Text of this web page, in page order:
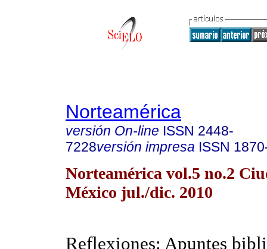
Norteamérica
versión On-line ISSN 2448-
7228versión impresa ISSN
Norteamérica vol.5 no.2
México jul./dic. 2010
Reflexiones: Apuntes